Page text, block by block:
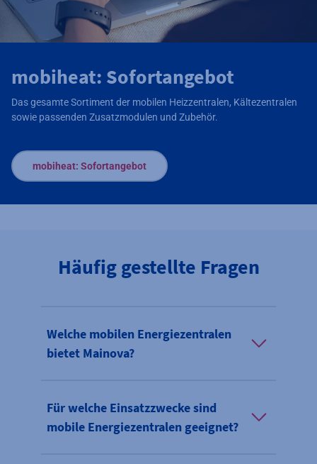
mobiheat: Sofortangebot
Das gesamte Sortiment der mobilen Heizzentralen, Kältezentralen
sowie passenden Zusatzmodulen und Zubehör.
mobiheat: Sofortangebot
Häufig gestellte Fragen
Welche mobilen Energiezentralen
bietet Mainova?
Für welche Einsatzzwecke sind
mobile Energiezentralen geeignet?